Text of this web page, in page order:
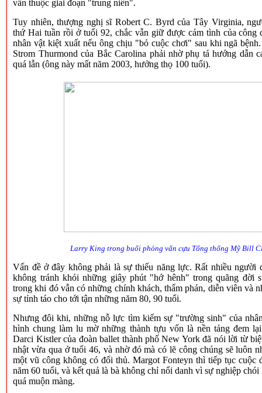
vẫn thuộc giai đoạn "trung niên".
Tuy nhiên, thượng nghị sĩ Robert C. Byrd của Tây Virginia,
thứ Hai tuần rồi ở tuổi 92, chắc vẫn giữ được cảm tình của công
nhân vật kiệt xuất nếu ông chịu "bỏ cuộc chơi" sau khi ngã
Strom Thurmond của Bắc Carolina phải nhờ phụ tá hướng dẫn
quá lẫn (ông này mất năm 2003, hưởng thọ 100 tuổi).
Larry King trong buổi phỏng vấn cựu Tổng thống Mỹ Bill
Vấn đề ở đây không phải là sự thiếu năng lực. Rất nhiều người
không tránh khỏi những giây phút "hớ hênh" trong quãng đời
trong khi đó vẫn có những chính khách, thẩm phán, diễn viên và
sự tỉnh táo cho tới tận những năm 80, 90 tuổi.
Nhưng đôi khi, những nỗ lực tìm kiếm sự "trường sinh" của
hình chung làm lu mờ những thành tựu vốn là nền tảng đem
Darci Kistler của đoàn ballet thành phố New York đã nói lời từ
nhật vừa qua ở tuổi 46, và nhờ đó mà có lẽ công chúng sẽ luôn
một vũ công không có đối thủ. Margot Fonteyn thì tiếp tục cuộc
năm 60 tuổi, và kết quả là bà không chỉ nổi danh vì sự nghiệp
quá muộn màng.